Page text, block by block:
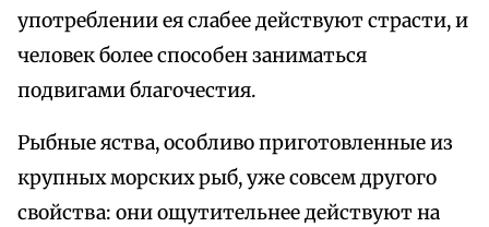
употреблении ея слабее действуют страсти, и
человек более способен заниматься
подвигами благочестия.
Рыбные яства, особливо приготовленные из
крупных морских рыб, уже совсем другого
свойства: они ощутительнее действуют на